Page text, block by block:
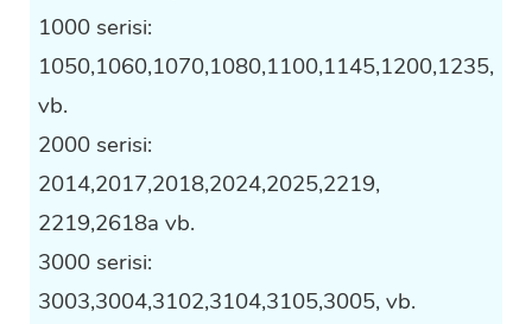
1000 serisi:
1050,1060,1070,1080,1100,1145,1200,1235,
vb.
2000 serisi:
2014,2017,2018,2024,2025,2219,
2219,2618a vb.
3000 serisi:
3003,3004,3102,3104,3105,3005, vb.